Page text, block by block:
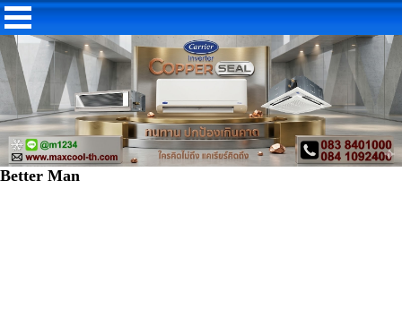
Better Man